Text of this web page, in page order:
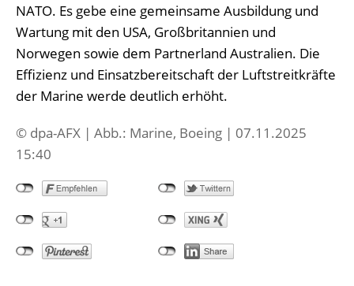
NATO. Es gebe eine gemeinsame Ausbildung und
Wartung mit den USA, Großbritannien und
Norwegen sowie dem Partnerland Australien. Die
Effizienz und Einsatzbereitschaft der Luftstreitkräfte
der Marine werde deutlich erhöht.
© dpa-AFX | Abb.: Marine, Boeing | 07.11.2025
15:40